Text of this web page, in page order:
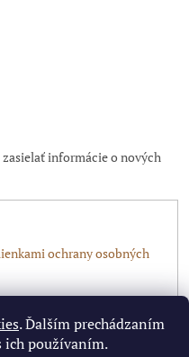
. Ďalším prechádzaním
ich používaním.
informácie o nových
ochrany osobných